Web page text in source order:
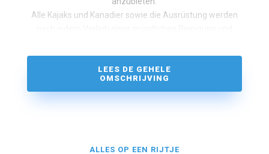
Alle Kajaks und Kanadier sowie die Ausrüstung werden
LEES DE GEHELE
OMSCHRIJVING
ALLES OP EEN RIJTJE